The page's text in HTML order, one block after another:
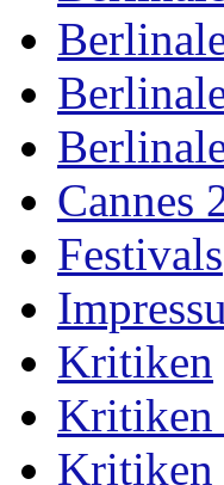
Cannes
Festivals
Kritiken
Kritiken
Kritiken